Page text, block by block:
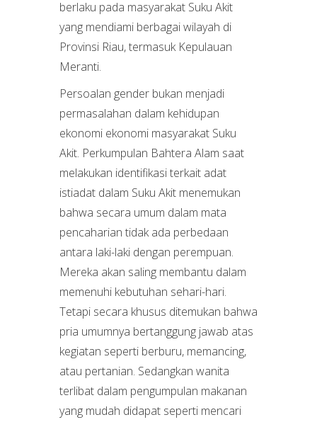
berlaku pada masyarakat Suku Akit
yang mendiami berbagai wilayah di
Provinsi Riau, termasuk Kepulauan
Meranti.
Persoalan gender bukan menjadi
permasalahan dalam kehidupan
ekonomi ekonomi masyarakat Suku
Akit. Perkumpulan Bahtera Alam saat
melakukan identifikasi terkait adat
istiadat dalam Suku Akit menemukan
bahwa secara umum dalam mata
pencaharian tidak ada perbedaan
antara laki-laki dengan perempuan.
Mereka akan saling membantu dalam
memenuhi kebutuhan sehari-hari.
Tetapi secara khusus ditemukan bahwa
pria umumnya bertanggung jawab atas
kegiatan seperti berburu, memancing,
atau pertanian. Sedangkan wanita
terlibat dalam pengumpulan makanan
yang mudah didapat seperti mencari